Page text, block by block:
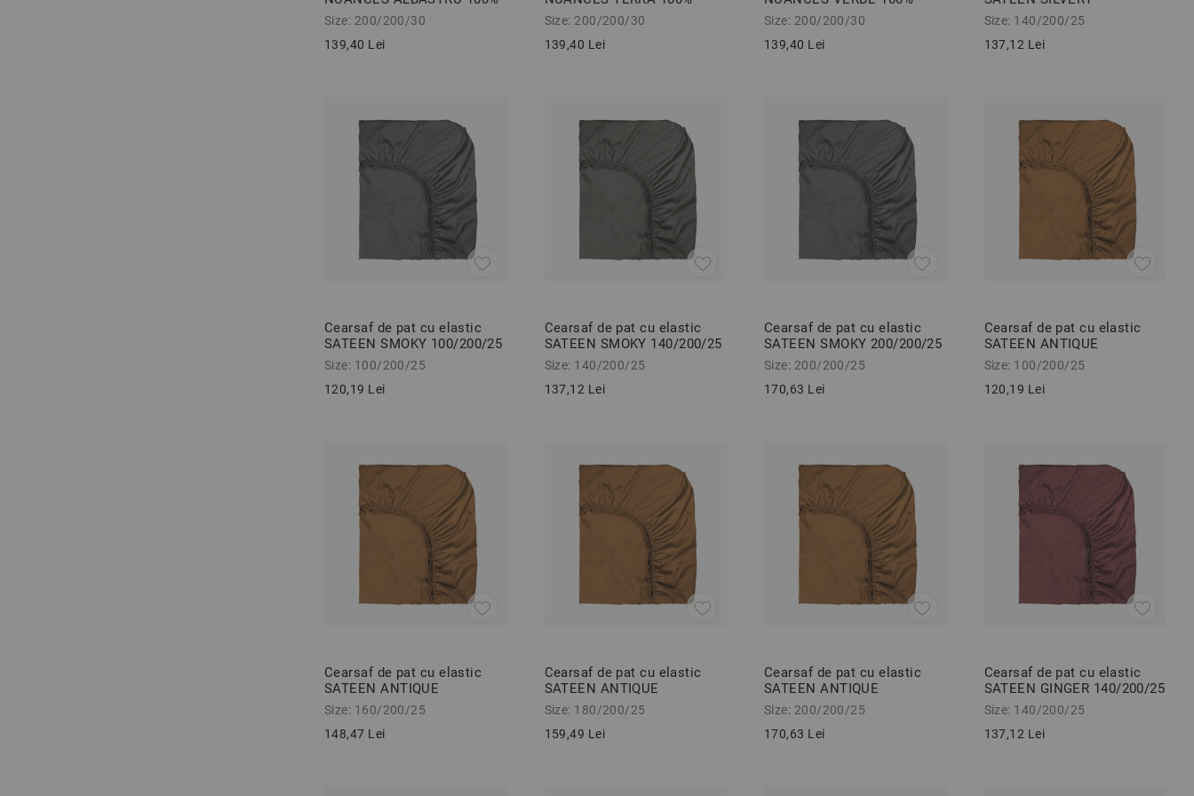
bumbac ranforce 200/200/30
Size: 200/200/30
139,40 Lei
bumbac ranforce 200/200/30
Size: 200/200/30
139,40 Lei
bumbac ranforce 200/200/30
Size: 200/200/30
139,40 Lei
140/200/25 cm 100%
Size: 140/200/25
137,12 Lei
Cearsaf de pat cu elastic
SATEEN SMOKY 100/200/25
cm 100% bumbac satinat
Size: 100/200/25
120,19 Lei
Cearsaf de pat cu elastic
SATEEN SMOKY 140/200/25
cm 100% bumbac satinat
Size: 140/200/25
137,12 Lei
Cearsaf de pat cu elastic
SATEEN SMOKY 200/200/25
cm 100% bumbac satinat
Size: 200/200/25
170,63 Lei
Cearsaf de pat cu elastic
SATEEN ANTIQUE
100/200/25 cm 100%
Size: 100/200/25
120,19 Lei
Cearsaf de pat cu elastic
SATEEN ANTIQUE
160/200/25 cm 100%
bumbac satinat
Size: 160/200/25
148,47 Lei
Cearsaf de pat cu elastic
SATEEN ANTIQUE
180/200/25 cm 100%
bumbac satinat
Size: 180/200/25
159,49 Lei
Cearsaf de pat cu elastic
SATEEN ANTIQUE
200/200/25 cm 100%
bumbac satinat
Size: 200/200/25
170,63 Lei
Cearsaf de pat cu elastic
SATEEN GINGER 140/200/25
cm 100% bumbac satinat
Size: 140/200/25
137,12 Lei